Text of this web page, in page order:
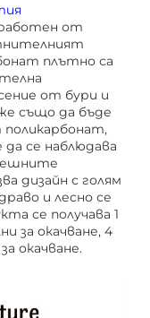
от
плътно са
от бури и
също да бъде
поликарбонат,
се наблюдава
дизайн с голям
и лесно се
се получава 1
за окачване, 4
окачване.